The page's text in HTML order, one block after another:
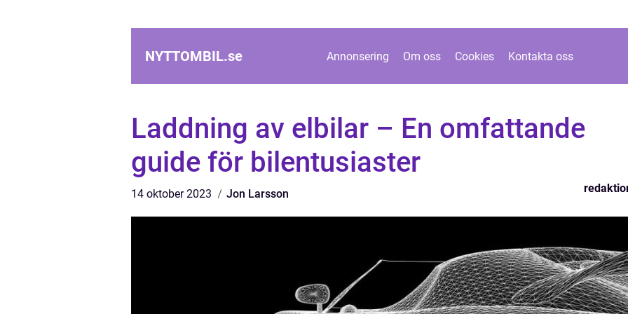
NYTTOMBIL.se Annonsering Om oss Cookies Kontakta oss
Laddning av elbilar – En omfattande
guide för bilentusiaster
14 oktober 2023 Jon Larsson